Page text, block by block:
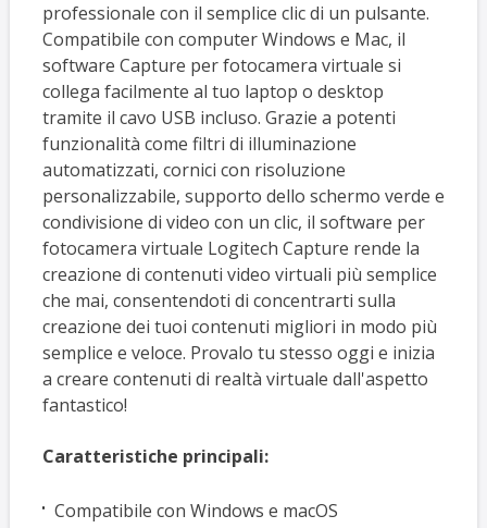
professionale con il semplice clic di un pulsante.
Compatibile con computer Windows e Mac, il
software Capture per fotocamera virtuale si
collega facilmente al tuo laptop o desktop
tramite il cavo USB incluso. Grazie a potenti
funzionalità come filtri di illuminazione
automatizzati, cornici con risoluzione
personalizzabile, supporto dello schermo verde e
condivisione di video con un clic, il software per
fotocamera virtuale Logitech Capture rende la
creazione di contenuti video virtuali più semplice
che mai, consentendoti di concentrarti sulla
creazione dei tuoi contenuti migliori in modo più
semplice e veloce. Provalo tu stesso oggi e inizia
a creare contenuti di realtà virtuale dall'aspetto
fantastico!
Caratteristiche principali:
Compatibile con Windows e macOS